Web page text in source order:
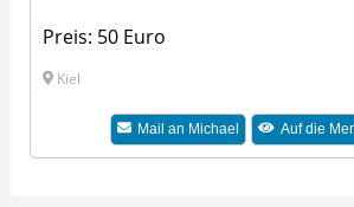
Preis: 50 Euro
Kiel
Mail an Michael Auf die